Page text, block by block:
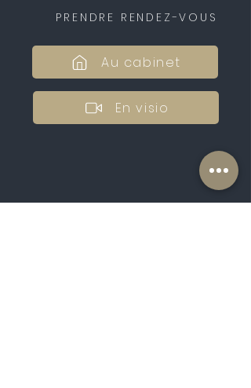
PRENDRE RENDEZ-VOUS
Au cabinet
En visio